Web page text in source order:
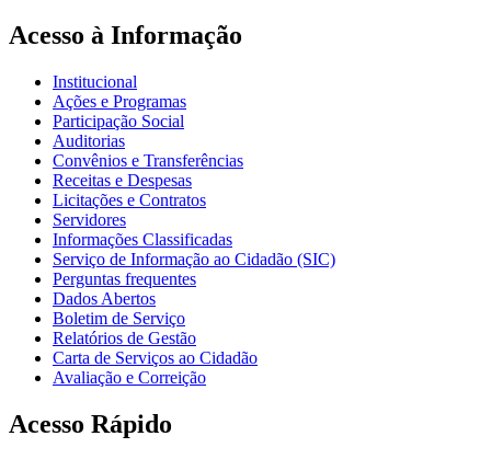
Acesso à Informação
Institucional
Ações e Programas
Participação Social
Auditorias
Convênios e Transferências
Receitas e Despesas
Licitações e Contratos
Servidores
Informações Classificadas
Serviço de Informação ao Cidadão (SIC)
Perguntas frequentes
Dados Abertos
Boletim de Serviço
Relatórios de Gestão
Carta de Serviços ao Cidadão
Avaliação e Correição
Acesso Rápido